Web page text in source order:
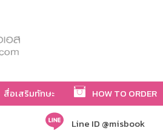
สื่อเสริมทักษะ HOW TO ORDER
Line ID @misbook